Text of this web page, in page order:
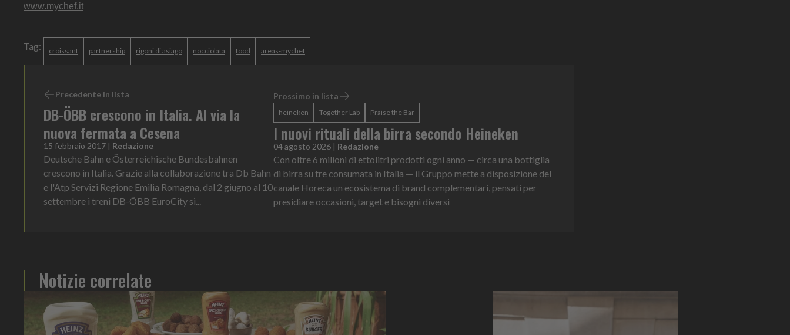
www.mychef.it
Tag: croissant partnership rigoni di asiago nocciolata food areas-mychef
Precedente in lista
DB-ÖBB crescono in Italia. Al via la
nuova fermata a Cesena
15 febbraio 2017 | Redazione
Deutsche Bahn e Österreichische Bundesbahnen
crescono in Italia. Grazie alla collaborazione tra Db Bahn
e l'Atp Servizi Regione Emilia Romagna, dal 2 giugno al 10
settembre i treni DB-ÖBB EuroCity si...
Prossimo in lista
heineken Together Lab Praise the Bar
I nuovi rituali della birra secondo Heineken
04 agosto 2026 | Redazione
Con oltre 6 milioni di ettolitri prodotti ogni anno — circa una bottiglia
di birra su tre consumata in Italia — il Gruppo mette a disposizione del
canale Horeca un ecosistema di brand complementari, pensati per
presidiare occasioni, target e bisogni diversi
Notizie correlate